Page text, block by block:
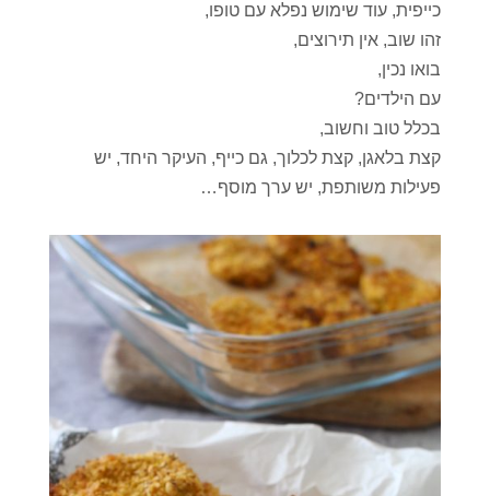
כייפית, עוד שימוש נפלא עם טופו,
זהו שוב, אין תירוצים,
בואו נכין,
עם הילדים?
בכלל טוב וחשוב,
קצת בלאגן, קצת לכלוך, גם כייף, העיקר היחד, יש
פעילות משותפת, יש ערך מוסף…